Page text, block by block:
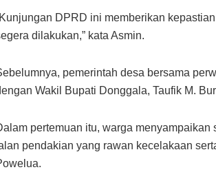
DPRD ini memberikan
dilakukan,” kata Asmin.
pemerintah desa bersama
Wakil Bupati Donggala, Taufik M.
pertemuan itu, warga
pendakian yang rawan kecelakaan